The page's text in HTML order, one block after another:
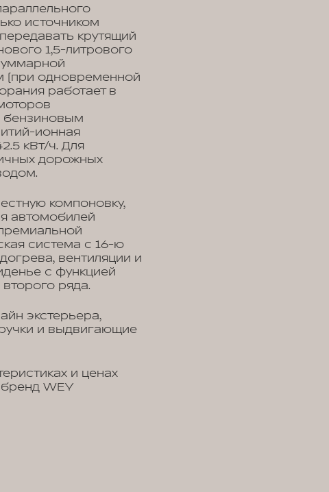
источником
крутящий
1,5-литрового
(при одновременной
работает в
бензиновым
ионная
кВт/ч. Для
дорожных
компоновку,
автомобилей
система с 16-ю
вентиляции и
с функцией
ряда.
экстерьера,
и выдвигающие
и ценах
WEY